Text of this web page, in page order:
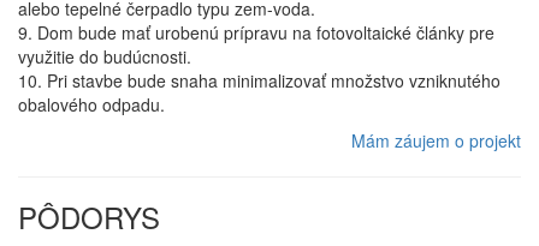
alebo tepelné čerpadlo typu zem-voda.
9. Dom bude mať urobenú prípravu na fotovoltaické články pre
využitie do budúcnosti.
10. Pri stavbe bude snaha minimalizovať množstvo vzniknutého
obalového odpadu.
Mám záujem o projekt
PÔDORYS